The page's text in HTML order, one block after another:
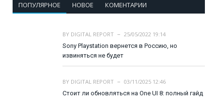
ПОПУЛЯРНОЕ НОВОЕ КОМЕНТАРИИ
BY DIGITAL REPORT
25/05/2022 19:14
Sony Playstation вернется в Россию, но
извиняться не будет
BY DIGITAL REPORT
03/11/2025 12:46
Стоит ли обновляться на One UI 8: полный гайд